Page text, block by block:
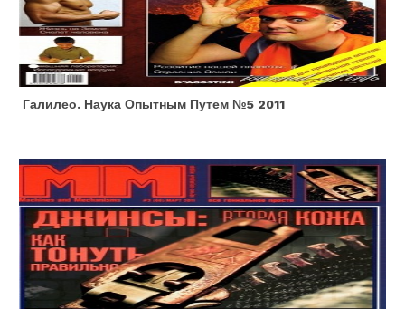
Галилео. Наука Опытным Путем №5 2011